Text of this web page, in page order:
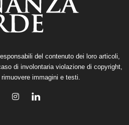
del contenuto dei loro articoli,
di involontaria violazione di copyright,
immagini e testi.